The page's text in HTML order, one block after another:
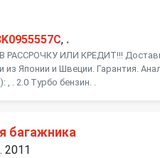
, .
ИЛИ КРЕДИТ!!!
Японии и Швеции. Гарантия.
. 2.0 Турбо бензин. .
багажника
2011